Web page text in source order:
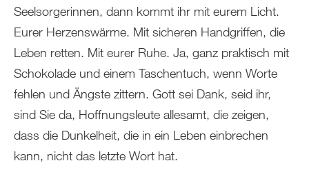
Seelsorgerinnen, dann kommt ihr mit eurem Licht.
Eurer Herzenswärme. Mit sicheren Handgriffen, die
Leben retten. Mit eurer Ruhe. Ja, ganz praktisch mit
Schokolade und einem Taschentuch, wenn Worte
fehlen und Ängste zittern. Gott sei Dank, seid ihr,
sind Sie da, Hoffnungsleute allesamt, die zeigen,
dass die Dunkelheit, die in ein Leben einbrechen
kann, nicht das letzte Wort hat.